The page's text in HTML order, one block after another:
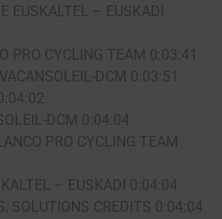
EUSKALTEL – EUSKADI
PRO CYCLING TEAM 0:03:41
DCM 0:03:51
DCM 0:04:04
PRO CYCLING TEAM
– EUSKADI 0:04:04
SOLUTIONS CREDITS 0:04:04